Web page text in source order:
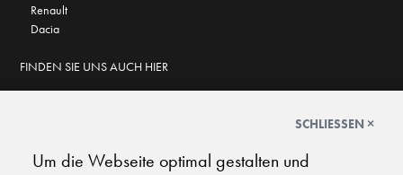
Renault
Dacia
FINDEN SIE UNS AUCH HIER
SCHLIESSEN ×
Um die Webseite optimal gestalten und